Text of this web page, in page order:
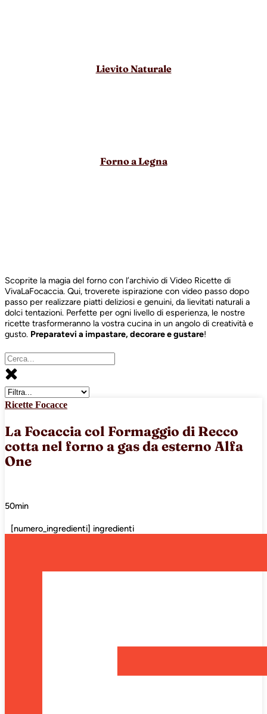
Lievito Naturale
Forno a Legna
Scoprite la magia del forno con l’archivio di Video Ricette di
VivaLaFocaccia. Qui, troverete ispirazione con video passo dopo
passo per realizzare piatti deliziosi e genuini, da lievitati naturali a
dolci tentazioni. Perfette per ogni livello di esperienza, le nostre
ricette trasformeranno la vostra cucina in un angolo di creatività e
gusto. Preparatevi a impastare, decorare e gustare!
Ricette Focacce
La Focaccia col Formaggio di Recco
cotta nel forno a gas da esterno Alfa
One
50min
[numero_ingredienti] ingredienti